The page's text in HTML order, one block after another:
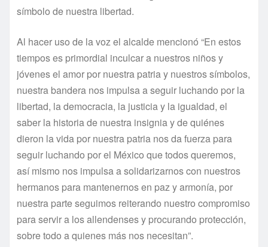
sí­mbolo de nuestra libertad.
Al hacer uso de la voz el alcalde mencionó “En estos
tiempos es primordial inculcar a nuestros niños y
jóvenes el amor por nuestra patria y nuestros sí­mbolos,
nuestra bandera nos impulsa a seguir luchando por la
libertad, la democracia, la justicia y la igualdad, el
saber la historia de nuestra insignia y de quiénes
dieron la vida por nuestra patria nos da fuerza para
seguir luchando por el México que todos queremos,
así­ mismo nos impulsa a solidarizarnos con nuestros
hermanos para mantenernos en paz y armoní­a, por
nuestra parte seguimos reiterando nuestro compromiso
para servir a los allendenses y procurando protección,
sobre todo a quienes más nos necesitan”.